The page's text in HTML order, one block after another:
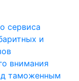
сервиса
и
внимания
таможенным